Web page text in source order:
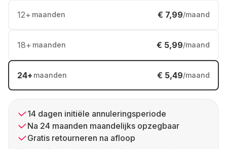
12+ maanden € 7,99/maand
18+ maanden € 5,99/maand
24+ maanden € 5,49/maand
14 dagen initiële annuleringsperiode
Na 24 maanden maandelijks opzegbaar
Gratis retourneren na afloop